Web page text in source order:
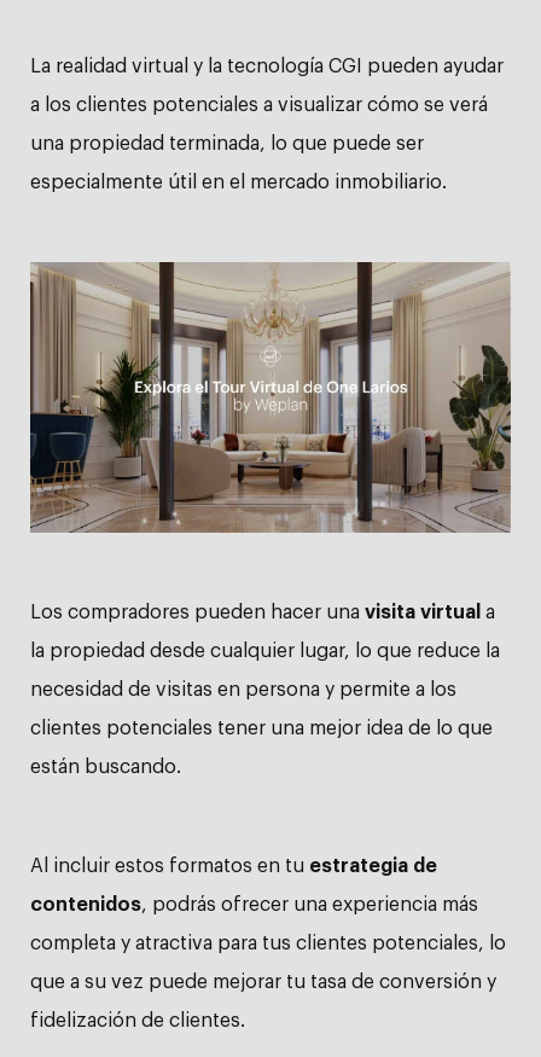
La realidad virtual y la tecnología CGI pueden ayudar
a los clientes potenciales a visualizar cómo se verá
una propiedad terminada, lo que puede ser
especialmente útil en el mercado inmobiliario.
Los compradores pueden hacer una visita virtual a
la propiedad desde cualquier lugar, lo que reduce la
necesidad de visitas en persona y permite a los
clientes potenciales tener una mejor idea de lo que
están buscando.
Al incluir estos formatos en tu estrategia de
contenidos, podrás ofrecer una experiencia más
completa y atractiva para tus clientes potenciales, lo
que a su vez puede mejorar tu tasa de conversión y
fidelización de clientes.